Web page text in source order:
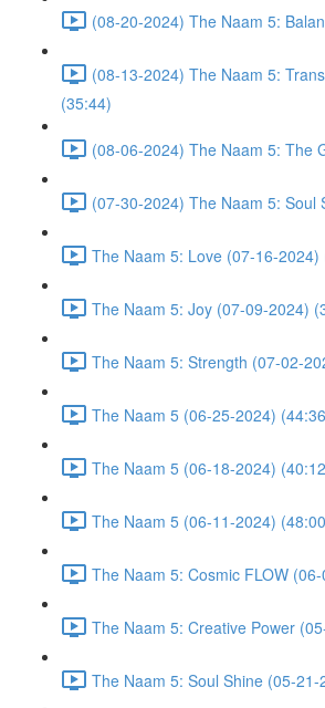
(08-20-2024) The Naam 5:
(08-13-2024) The Naam 5:
(35:44)
(08-06-2024) The Naam 5: The
(07-30-2024) The Naam 5: Soul
The Naam 5: Love (07-16-2024)
The Naam 5: Joy (07-09-2024)
The Naam 5: Strength (07-02-
The Naam 5 (06-25-2024)
The Naam 5 (06-18-2024)
The Naam 5 (06-11-2024)
The Naam 5: Cosmic FLOW
The Naam 5: Creative Power
The Naam 5: Soul Shine (05-